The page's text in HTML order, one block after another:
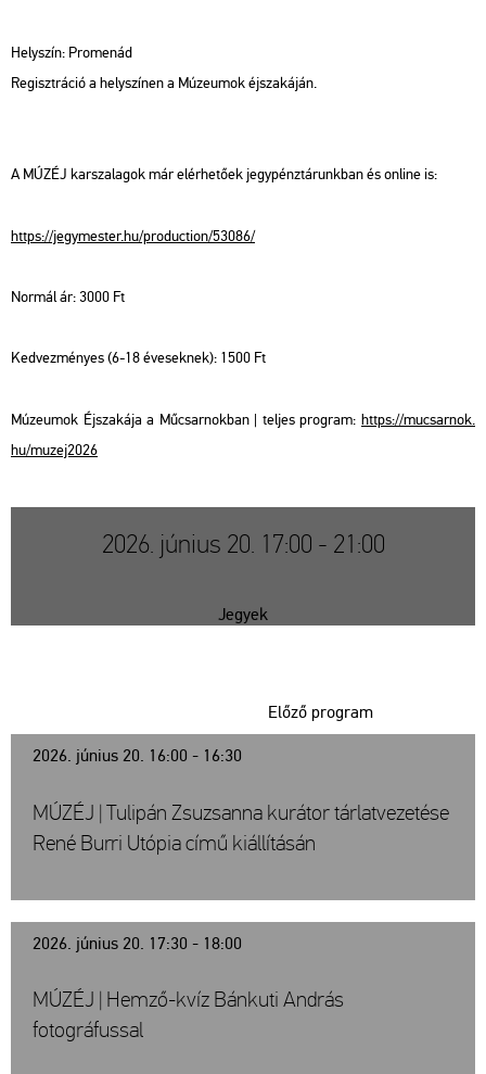
Hely­szín: Pro­me­nád
Re­giszt­rá­ció a hely­szí­nen a Mú­ze­u­mok éj­sza­ká­ján.
A MÚZÉJ kar­sza­la­gok már el­ér­he­tő­ek jegy­pénz­tá­runk­ban és on­line is:
https://​jegy­mes­ter.​hu/​pro­duc­ti­on/​53086/
Nor­mál ár: 3000 Ft
Ked­vez­mé­nyes (6-18 éve­sek­nek): 1500 Ft
Mú­ze­u­mok Éj­sza­ká­ja a Mű­csar­nok­ban | tel­jes prog­ram: https://​mu­csar­nok.​
hu/​mu­zej2026
2026. június 20. 17:00 - 21:00
Jegyek
2026. június 20. 16:00 - 16:30
Előző program
MÚZÉJ | Tulipán Zsuzsanna kurátor tárlatvezetése
René Burri Utópia című kiállításán
2026. június 20. 17:30 - 18:00
MÚZÉJ | Hemző-kvíz Bánkuti András
fotográfussal